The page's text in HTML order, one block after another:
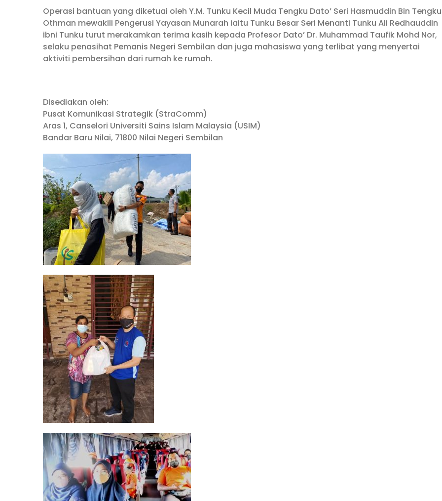
Operasi bantuan yang diketuai oleh Y.M. Tunku Kecil Muda Tengku Dato’ Seri Hasmuddin Bin Tengku
Othman mewakili Pengerusi Yayasan Munarah iaitu Tunku Besar Seri Menanti Tunku Ali Redhauddin
ibni Tunku turut merakamkan terima kasih kepada Profesor Dato’ Dr. Muhammad Taufik Mohd Nor,
selaku penasihat Pemanis Negeri Sembilan dan juga mahasiswa yang terlibat yang menyertai
aktiviti pembersihan dari rumah ke rumah.
Disediakan oleh:
Pusat Komunikasi Strategik (StraComm)
Aras 1, Canselori Universiti Sains Islam Malaysia (USIM)
Bandar Baru Nilai, 71800 Nilai Negeri Sembilan